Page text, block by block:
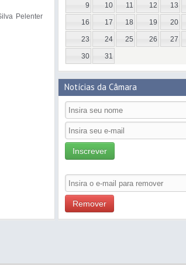
Pelenter
9 10 11 12 13
16 17 18 19 20
23 24 25 26 27
30 31
Notícias da Câmara
Inscrever
Remover